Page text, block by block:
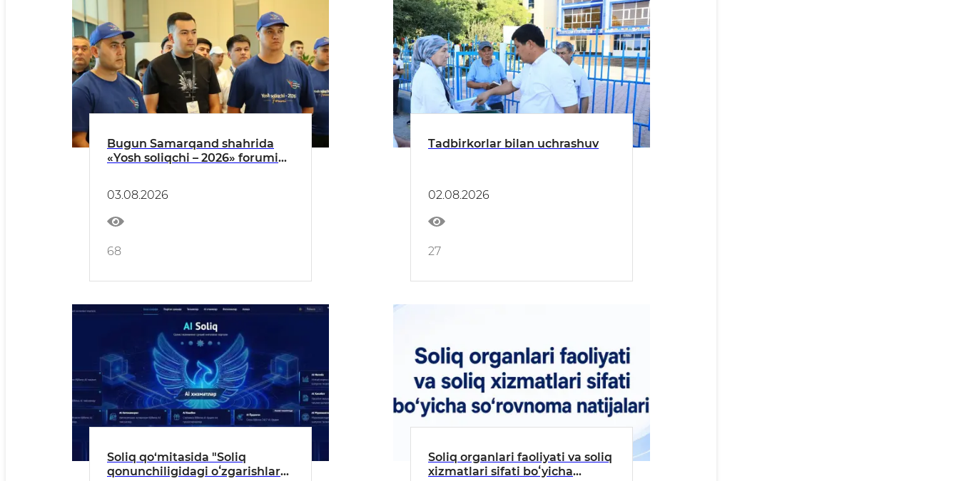
Bugun Samarqand shahrida
«Yosh soliqchi – 2026» forumi
03.08.2026
68
Tadbirkorlar bilan uchrashuv
02.08.2026
27
Soliq qo‘mitasida "Soliq
qonunchiligidagi oʻzgarishlarni
Soliq organlari faoliyati va soliq
xizmatlari sifati boʻyicha